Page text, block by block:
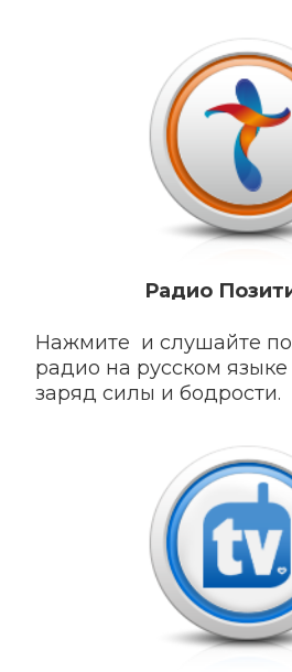
Радио
Нажмите и слушайте
радио на русском
заряд силы и бодрости.